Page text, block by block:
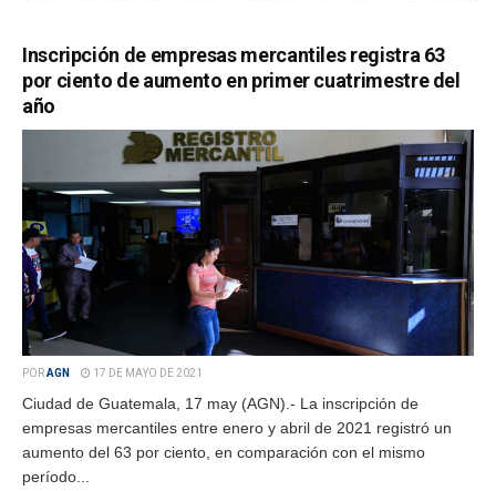
Inscripción de empresas mercantiles registra 63
por ciento de aumento en primer cuatrimestre del
año
PORAGN 17 DE MAYO DE 2021
Ciudad de Guatemala, 17 may (AGN).- La inscripción de
empresas mercantiles entre enero y abril de 2021 registró un
aumento del 63 por ciento, en comparación con el mismo
período...